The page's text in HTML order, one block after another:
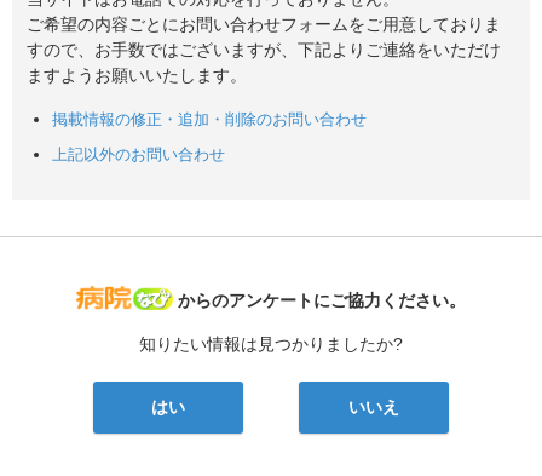
ご希望の内容ごとにお問い合わせフォームをご用意しておりま
すので、お手数ではございますが、下記よりご連絡をいただけ
ますようお願いいたします。
掲載情報の修正・追加・削除のお問い合わせ
上記以外のお問い合わせ
病院なび
からのアンケートにご協力ください。
知りたい情報は見つかりましたか?
はい いいえ